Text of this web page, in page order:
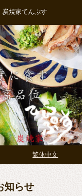
焼家てんぷす
繁体中文
知らせ